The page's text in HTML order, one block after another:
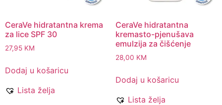
CeraVe hidratantna krema
za lice SPF 30
27,95 KM
Dodaj u košaricu
Lista želja
CeraVe hidratantna
kremasto-pjenušava
emulzija za čišćenje
28,00 KM
Dodaj u košaricu
Lista želja